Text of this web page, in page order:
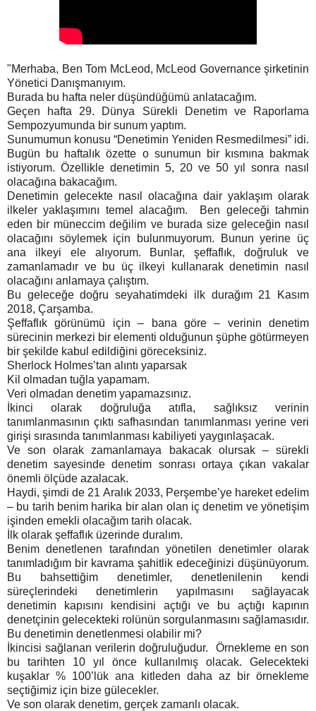
"Merhaba, Ben Tom McLeod, McLeod Governance şirketinin
Yönetici Danışmanıyım.
Burada bu hafta neler düşündüğümü anlatacağım.
Geçen hafta 29. Dünya Sürekli Denetim ve Raporlama
Sempozyumunda bir sunum yaptım.
Sunumumun konusu “Denetimin Yeniden Resmedilmesi” idi.
Bugün bu haftalık özette o sunumun bir kısmına bakmak
istiyorum. Özellikle denetimin 5, 20 ve 50 yıl sonra nasıl
olacağına bakacağım.
Denetimin gelecekte nasıl olacağına dair yaklaşım olarak
ilkeler yaklaşımını temel alacağım. Ben geleceği tahmin
eden bir müneccim değilim ve burada size geleceğin nasıl
olacağını söylemek için bulunmuyorum. Bunun yerine üç
ana ilkeyi ele alıyorum. Bunlar, şeffaflık, doğruluk ve
zamanlamadır ve bu üç ilkeyi kullanarak denetimin nasıl
olacağını anlamaya çalıştım.
Bu geleceğe doğru seyahatimdeki ilk durağım 21 Kasım
2018, Çarşamba.
Şeffaflık görünümü için – bana göre – verinin denetim
sürecinin merkezi bir elementi olduğunun şüphe götürmeyen
bir şekilde kabul edildiğini göreceksiniz.
Sherlock Holmes’tan alıntı yaparsak
Kil olmadan tuğla yapamam.
Veri olmadan denetim yapamazsınız.
İkinci olarak doğruluğa atıfla, sağlıksız verinin
tanımlanmasının çıktı safhasından tanımlanması yerine veri
girişi sırasında tanımlanması kabiliyeti yaygınlaşacak.
Ve son olarak zamanlamaya bakacak olursak – sürekli
denetim sayesinde denetim sonrası ortaya çıkan vakalar
önemli ölçüde azalacak.
Haydi, şimdi de 21 Aralık 2033, Perşembe’ye hareket edelim
– bu tarih benim harika bir alan olan iç denetim ve yönetişim
işinden emekli olacağım tarih olacak.
İlk olarak şeffaflık üzerinde duralım.
Benim denetlenen tarafından yönetilen denetimler olarak
tanımladığım bir kavrama şahitlik edeceğinizi düşünüyorum.
Bu bahsettiğim denetimler, denetlenilenin kendi
süreçlerindeki denetimlerin yapılmasını sağlayacak
denetimin kapısını kendisini açtığı ve bu açtığı kapının
denetçinin gelecekteki rolünün sorgulanmasını sağlamasıdır.
Bu denetimin denetlenmesi olabilir mi?
İkincisi sağlanan verilerin doğruluğudur. Örnekleme en son
bu tarihten 10 yıl önce kullanılmış olacak. Gelecekteki
kuşaklar % 100’lük ana kitleden daha az bir örnekleme
seçtiğimiz için bize gülecekler.
Ve son olarak denetim, gerçek zamanlı olacak.